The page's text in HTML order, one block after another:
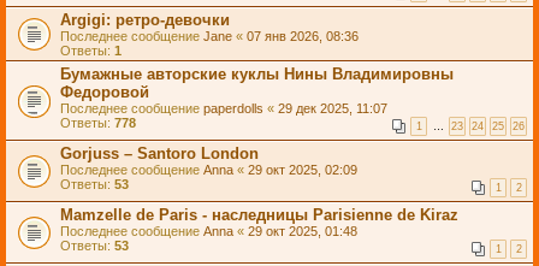
Argigi: ретро-девочки
Последнее сообщение Jane « 07 янв 2026, 08:36
Ответы: 1
Бумажные авторские куклы Нины Владимировны
Федоровой
Последнее сообщение paperdolls « 29 дек 2025, 11:07
Ответы: 778 1 … 23 24 25 26
Gorjuss – Santoro London
Последнее сообщение Anna « 29 окт 2025, 02:09
Ответы: 53 1 2
Mamzelle de Paris - наследницы Parisienne de Kiraz
Последнее сообщение Anna « 29 окт 2025, 01:48
Ответы: 53 1 2